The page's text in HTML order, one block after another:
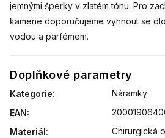
jemnými šperky v zlatém tónu. Pro
kamene doporučujeme vyhnout se
vodou a parfémem.
Doplňkové parametry
Kategorie:
Náramky
EAN:
Materiál:
Chirurgická